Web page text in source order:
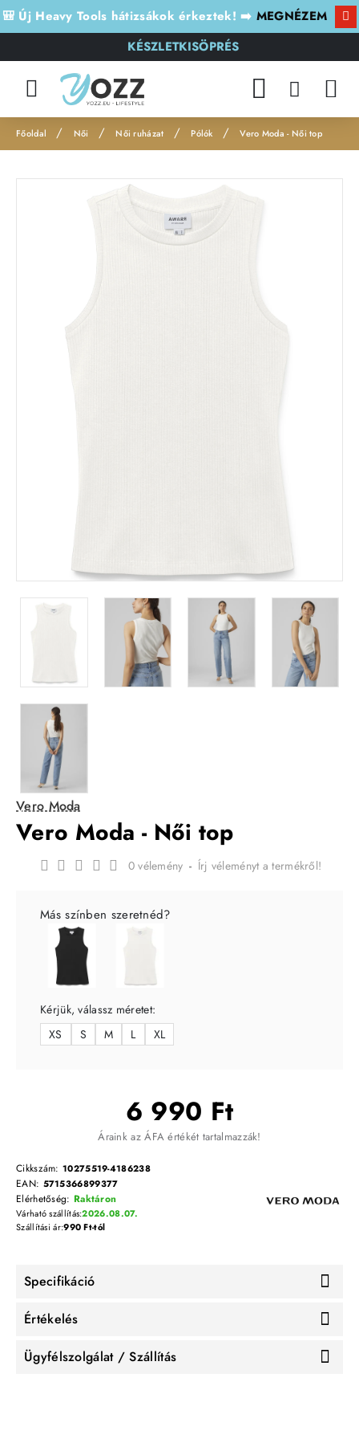
🎒 Új Heavy Tools hátizsákok érkeztek! ➡️ MEGNÉZEM
KÉSZLETKISÖPRÉS
h
Női Női ruházat Pólók Vero Moda - Női top
Vero Moda
Vero Moda - Női top
0 vélemény - Írj véleményt a termékről!
6 990 Ft
Áraink az ÁFA értékét tartalmazzák!
Cikkszám: 10275519-4186238
EAN: 5715366899377
Elérhetőség: Raktáron
Várható szállítás:2026.08.07.
Szállítási ár:990 Ft-tól
Más színben szeretnéd?
Kérjük, válassz méretet:
XS
S M L XL
Specifikáció
Értékelés
Ügyfélszolgálat / Szállítás